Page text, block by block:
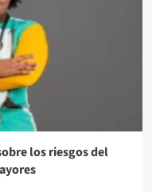
los riesgos del